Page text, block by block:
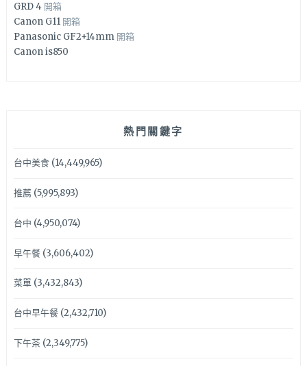
GRD 4 開箱
Canon G11 開箱
Panasonic GF2+14mm 開箱
Canon is850
熱門關鍵字
台中美食(14,449,965)
推薦(5,995,893)
台中 (4,950,074)
早午餐(3,606,402)
菜單(3,432,843)
台中早午餐(2,432,710)
下午茶(2,349,775)